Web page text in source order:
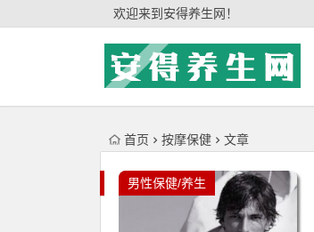
欢迎来到安得养生网！
首页 按摩保健 文章
男性保健/养生